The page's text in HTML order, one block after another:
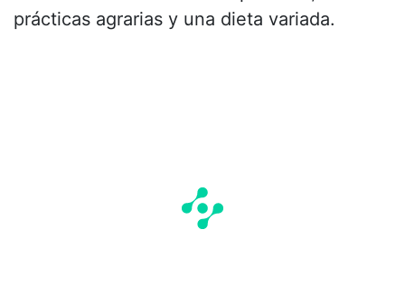
prácticas agrarias y una dieta variada.